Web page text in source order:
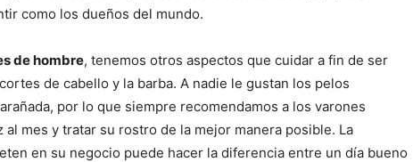
como los dueños del mundo.
de hombre, tenemos otros aspectos que cuidar a fin de ser
de cabello y la barba. A nadie le gustan los pelos
por lo que siempre recomendamos a los varones
mes y tratar su rostro de la mejor manera posible. La
en su negocio puede hacer la diferencia entre un día bueno